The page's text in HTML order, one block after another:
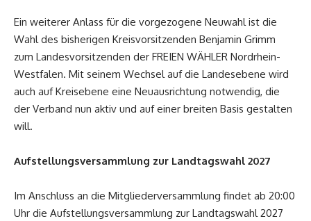
Ein weiterer Anlass für die vorgezogene Neuwahl ist die
Wahl des bisherigen Kreisvorsitzenden Benjamin Grimm
zum Landesvorsitzenden der FREIEN WÄHLER Nordrhein-
Westfalen. Mit seinem Wechsel auf die Landesebene wird
auch auf Kreisebene eine Neuausrichtung notwendig, die
der Verband nun aktiv und auf einer breiten Basis gestalten
will.
Aufstellungsversammlung zur Landtagswahl 2027
Im Anschluss an die Mitgliederversammlung findet ab 20:00
Uhr die Aufstellungsversammlung zur Landtagswahl 2027